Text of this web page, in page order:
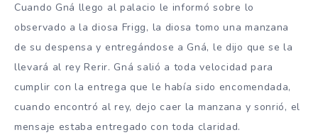
Cuando Gná llego al palacio le informó sobre lo
observado a la diosa Frigg, la diosa tomo una manzana
de su despensa y entregándose a Gná, le dijo que se la
llevará al rey Rerir. Gná salió a toda velocidad para
cumplir con la entrega que le había sido encomendada,
cuando encontró al rey, dejo caer la manzana y sonrió, el
mensaje estaba entregado con toda claridad.